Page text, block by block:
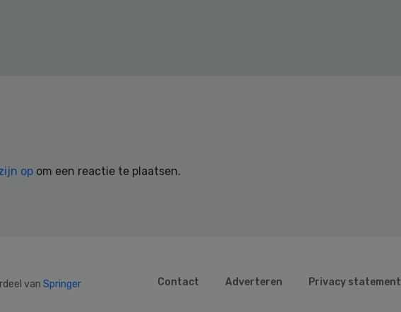
op om een reactie te plaatsen.
van Springer
Contact Adverteren Privacy statement